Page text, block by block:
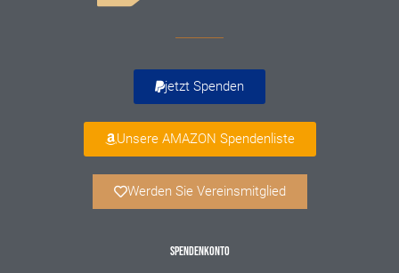
jetzt Spenden
Unsere AMAZON Spendenliste
Werden Sie Vereinsmitglied
SPENDENKONTO